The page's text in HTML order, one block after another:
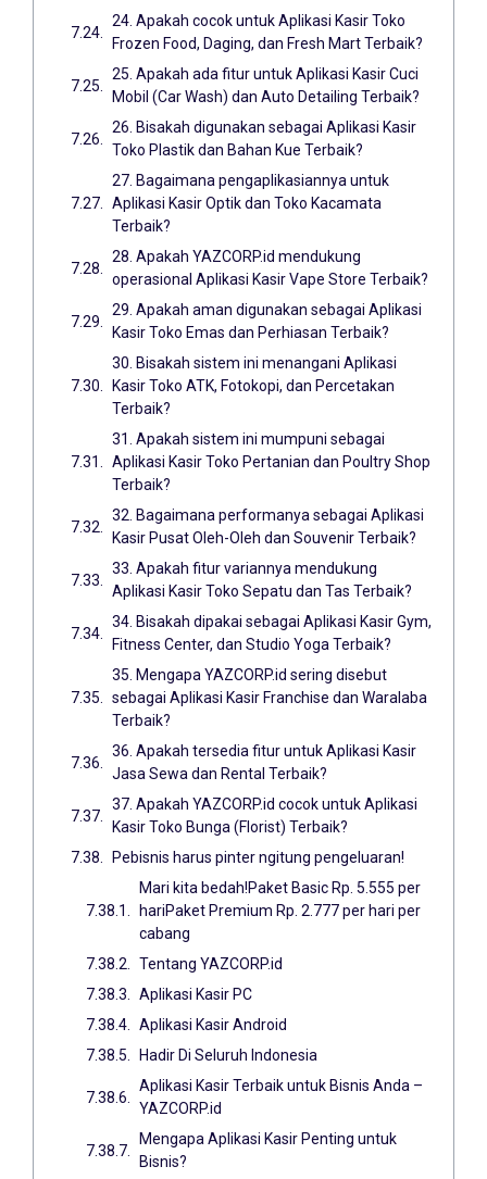
24. Apakah cocok untuk Aplikasi Kasir Toko
Frozen Food, Daging, dan Fresh Mart Terbaik?
25. Apakah ada fitur untuk Aplikasi Kasir Cuci
Mobil (Car Wash) dan Auto Detailing Terbaik?
26. Bisakah digunakan sebagai Aplikasi Kasir
Toko Plastik dan Bahan Kue Terbaik?
27. Bagaimana pengaplikasiannya untuk
Aplikasi Kasir Optik dan Toko Kacamata
Terbaik?
28. Apakah YAZCORP.id mendukung
operasional Aplikasi Kasir Vape Store Terbaik?
29. Apakah aman digunakan sebagai Aplikasi
Kasir Toko Emas dan Perhiasan Terbaik?
30. Bisakah sistem ini menangani Aplikasi
Kasir Toko ATK, Fotokopi, dan Percetakan
Terbaik?
31. Apakah sistem ini mumpuni sebagai
Aplikasi Kasir Toko Pertanian dan Poultry Shop
Terbaik?
32. Bagaimana performanya sebagai Aplikasi
Kasir Pusat Oleh-Oleh dan Souvenir Terbaik?
33. Apakah fitur variannya mendukung
Aplikasi Kasir Toko Sepatu dan Tas Terbaik?
34. Bisakah dipakai sebagai Aplikasi Kasir Gym,
Fitness Center, dan Studio Yoga Terbaik?
35. Mengapa YAZCORP.id sering disebut
sebagai Aplikasi Kasir Franchise dan Waralaba
Terbaik?
36. Apakah tersedia fitur untuk Aplikasi Kasir
Jasa Sewa dan Rental Terbaik?
37. Apakah YAZCORP.id cocok untuk Aplikasi
Kasir Toko Bunga (Florist) Terbaik?
Pebisnis harus pinter ngitung pengeluaran!
Mari kita bedah!Paket Basic Rp. 5.555 per
hariPaket Premium Rp. 2.777 per hari per
cabang
Tentang YAZCORP.id
Aplikasi Kasir PC
Aplikasi Kasir Android
Hadir Di Seluruh Indonesia
Aplikasi Kasir Terbaik untuk Bisnis Anda –
YAZCORP.id
Mengapa Aplikasi Kasir Penting untuk
Bisnis?